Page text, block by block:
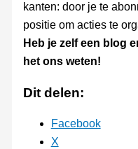
kanten: door je te
positie om acties te
Heb je zelf een blog
het ons weten!
Dit delen:
Facebook
X